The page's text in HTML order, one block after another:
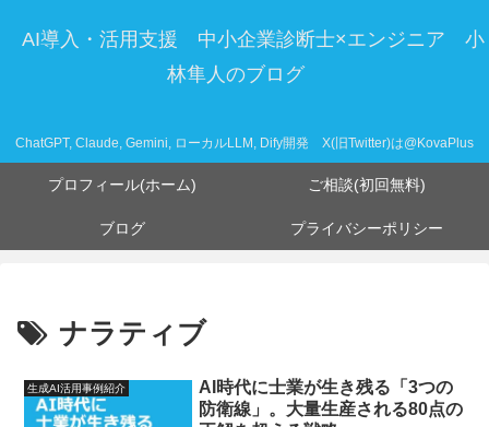
AI導入・活用支援 中小企業診断士×エンジニア 小
林隼人のブログ
ChatGPT, Claude, Gemini, ローカルLLM, Dify開発 X(旧Twitter)は@KovaPlus
プロフィール(ホーム) ご相談(初回無料)
ブログ プライバシーポリシー
ナラティブ
生成AI活用事例紹介
AI時代に士業が生き残る「3つの
防衛線」。大量生産される80点の